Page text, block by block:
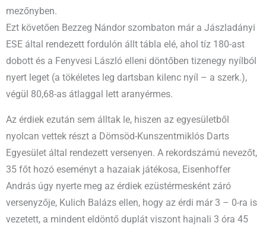
mezőnyben.
Ezt követően Bezzeg Nándor szombaton már a Jászladányi
ESE által rendezett fordulón állt tábla elé, ahol tíz 180-ast
dobott és a Fenyvesi László elleni döntőben tizenegy nyílból
nyert leget (a tökéletes leg dartsban kilenc nyíl – a szerk.),
végül 80,68-as átlaggal lett aranyérmes.
Az érdiek ezután sem álltak le, hiszen az egyesületből
nyolcan vettek részt a Dömsöd-Kunszentmiklós Darts
Egyesület által rendezett versenyen. A rekordszámú nevezőt,
35 főt hozó eseményt a hazaiak játékosa, Eisenhoffer
András úgy nyerte meg az érdiek ezüstérmesként záró
versenyzője, Kulich Balázs ellen, hogy az érdi már 3 – 0-ra is
vezetett, a mindent eldöntő duplát viszont hajnali 3 óra 45